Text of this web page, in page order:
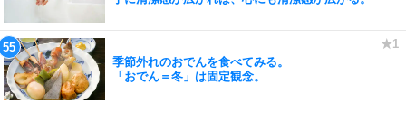
季節外れのおでんを食べてみる。
「おでん＝冬」は固定観念。